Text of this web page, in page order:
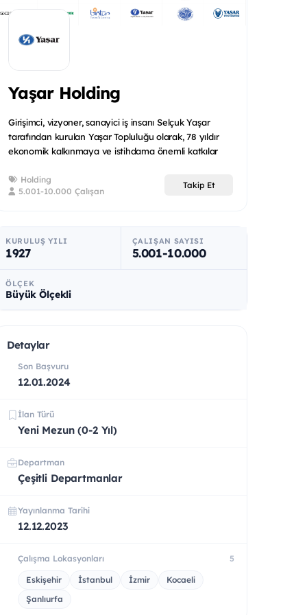
Yaşar Holding
Girişimci, vizyoner, sanayici iş insanı Selçuk Yaşar
tarafından kurulan Yaşar Topluluğu olarak, 78 yıldır
ekonomik kalkınmaya ve istihdama önemli katkılar
Holding
5.001-10.000 Çalışan
Takip Et
KURULUŞ YILI
1927
ÇALIŞAN SAYISI
5.001-10.000
ÖLÇEK
Büyük Ölçekli
Detaylar
Son Başvuru
12.01.2024
İlan Türü
Yeni Mezun (0-2 Yıl)
Departman
Çeşitli Departmanlar
Yayınlanma Tarihi
12.12.2023
Çalışma Lokasyonları 5
Eskişehir İstanbul İzmir
Kocaeli
Şanlıurfa